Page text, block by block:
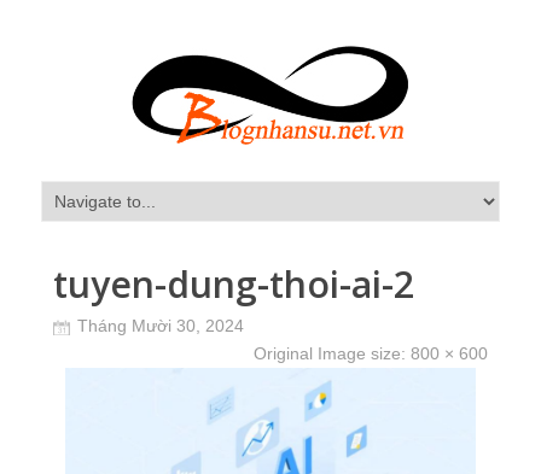
tuyen-dung-thoi-ai-2
Tháng Mười 30, 2024
Original Image size: 800 × 600